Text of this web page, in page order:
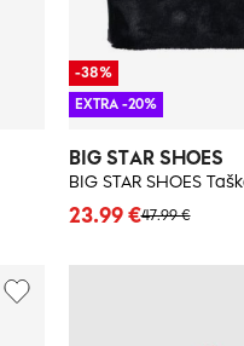
BIG STAR SHOES
47.99 €
23.99 €
-38%
EXTRA -20%